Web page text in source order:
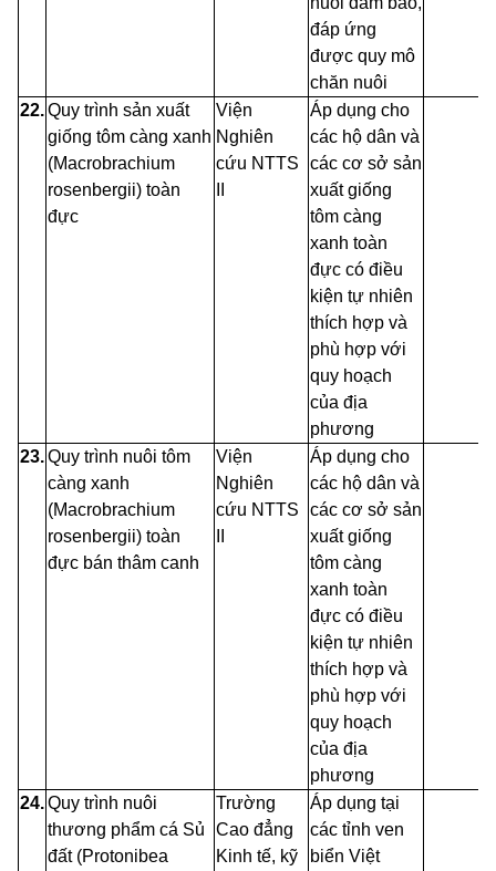
đáp ứng
được quy mô
chăn nuôi
22.Quy trình sản xuất
giống tôm càng xanh
(Macrobrachium
rosenbergii) toàn
đực
Viện
Nghiên
cứu NTTS
Áp dụng cho
các hộ dân và
các cơ sở sản
xuất giống
tôm càng
xanh toàn
đực có điều
kiện tự nhiên
thích hợp và
phù hợp với
quy hoạch
của địa
phương
23.Quy trình nuôi tôm
càng xanh
(Macrobrachium
rosenbergii) toàn
đực bán thâm canh
Viện
Nghiên
cứu NTTS
Áp dụng cho
các hộ dân và
các cơ sở sản
xuất giống
tôm càng
xanh toàn
đực có điều
kiện tự nhiên
thích hợp và
phù hợp với
quy hoạch
của địa
phương
24.Quy trình nuôi
thương phẩm cá Sủ
đất (Protonibea
Trường
Cao đẳng
Kinh tế, kỹ
Áp dụng tại
các tỉnh ven
biển Việt